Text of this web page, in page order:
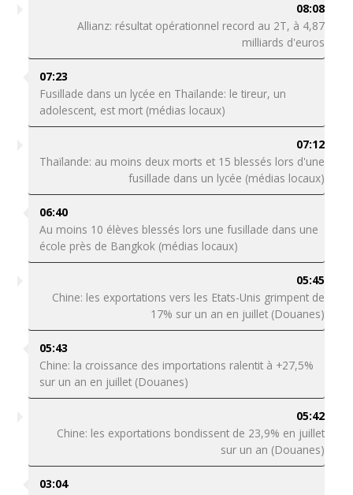
08:08
Allianz: résultat opérationnel record au 2T, à 4,87
milliards d'euros
07:23
Fusillade dans un lycée en Thaïlande: le tireur, un
adolescent, est mort (médias locaux)
07:12
Thaïlande: au moins deux morts et 15 blessés lors d'une
fusillade dans un lycée (médias locaux)
06:40
Au moins 10 élèves blessés lors une fusillade dans une
école près de Bangkok (médias locaux)
05:45
Chine: les exportations vers les Etats-Unis grimpent de
17% sur un an en juillet (Douanes)
05:43
Chine: la croissance des importations ralentit à +27,5%
sur un an en juillet (Douanes)
05:42
Chine: les exportations bondissent de 23,9% en juillet
sur un an (Douanes)
03:04